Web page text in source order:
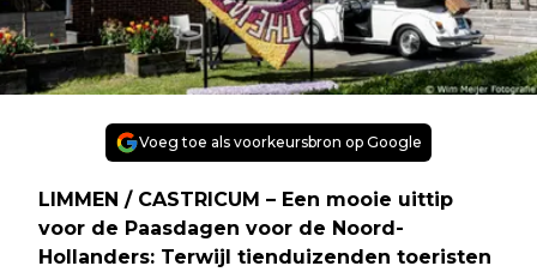
Voeg toe als voorkeursbron op Google
LIMMEN / CASTRICUM – Een mooie uittip
voor de Paasdagen voor de Noord-
Hollanders: Terwijl tienduizenden toeristen